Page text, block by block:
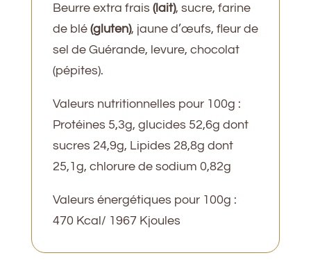
Beurre extra frais (lait), sucre, farine
de blé(gluten), jaune d’œufs, fleur de
sel de Guérande, levure, chocolat
(pépites).
Valeurs nutritionnelles pour 100g :
Protéines 5,3g, glucides 52,6g dont
sucres 24,9g, Lipides 28,8g dont
25,1g, chlorure de sodium 0,82g
Valeurs énergétiques pour 100g :
470 Kcal/ 1967 Kjoules